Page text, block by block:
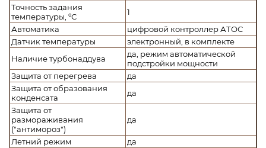
Точность задания
температуры, ºС
1
Автоматика
цифровой контроллер АТОС
Датчик температуры
электронный, в комплекте
Наличие турбонаддува
да, режим автоматической
подстройки мощности
Защита от перегрева
да
Защита от образования
конденсата
да
Защита от
размораживания
("антимороз")
да
Летний режим
да